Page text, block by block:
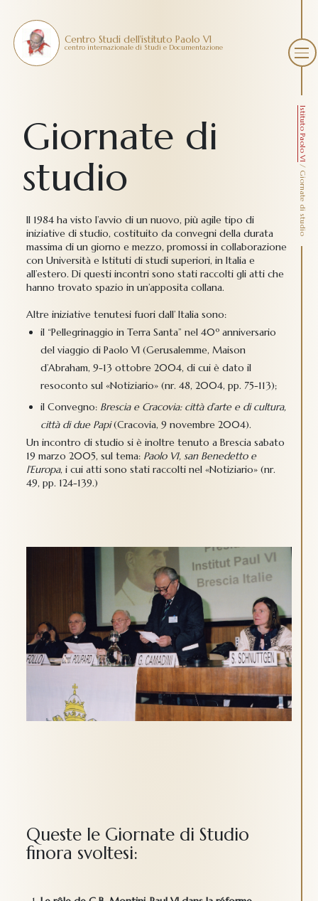
Centro Studi dell'istituto Paolo VI
centro internazionale di Studi e Documentazione
Istituto Paolo VI
/
Giornate di studio
Giornate di
studio
Il 1984 ha visto l’avvio di un nuovo, più agile tipo di
iniziative di studio, costituito da convegni della durata
massima di un giorno e mezzo, promossi in collaborazione
con Università e Istituti di studi superiori, in Italia e
all’estero. Di questi incontri sono stati raccolti gli atti che
hanno trovato spazio in un’apposita collana.
Altre iniziative tenutesi fuori dall’ Italia sono:
il “Pellegrinaggio in Terra Santa” nel 40º anniversario
del viaggio di Paolo VI (Gerusalemme, Maison
d’Abraham, 9-13 ottobre 2004, di cui è dato il
resoconto sul «Notiziario» (nr. 48, 2004, pp. 75-113);
il Convegno: Brescia e Cracovia: città d’arte e di cultura,
città di due Papi(Cracovia, 9 novembre 2004).
Un incontro di studio si è inoltre tenuto a Brescia sabato
19 marzo 2005, sul tema: Paolo VI, san Benedetto e
l’Europa, i cui atti sono stati raccolti nel «Notiziario» (nr.
49, pp. 124-139.)
Queste le Giornate di Studio
finora svoltesi: